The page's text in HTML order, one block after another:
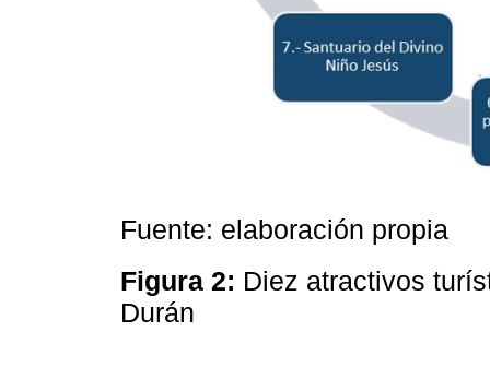
Fuente: elaboración propia
Figura 2: Diez atractivos
Durán